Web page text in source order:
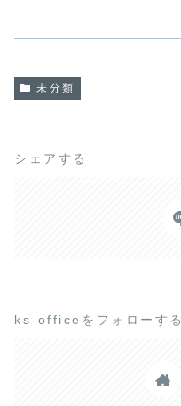
未分類
シェアする
ks-officeをフォローする